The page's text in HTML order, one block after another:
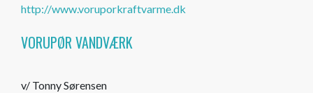
http://www.voruporkraftvarme.dk
VORUPØR VANDVÆRK
v/ Tonny Sørensen